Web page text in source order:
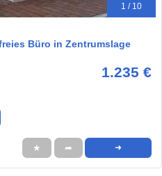
1 / 10
Büro in Zentrumslage
1.235 €
★ ➦ ➜